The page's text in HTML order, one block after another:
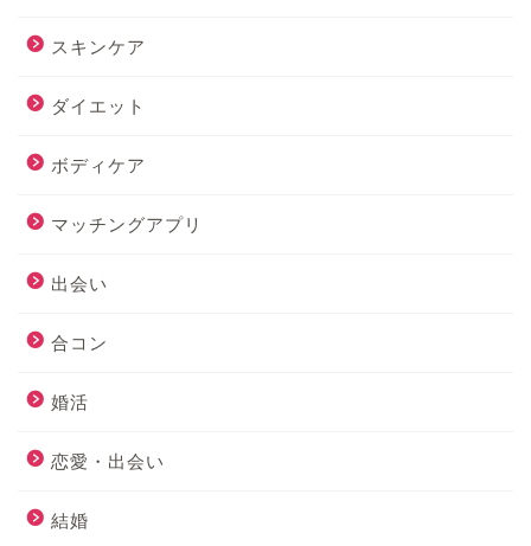
スキンケア
ダイエット
ボディケア
マッチングアプリ
出会い
合コン
婚活
恋愛・出会い
結婚